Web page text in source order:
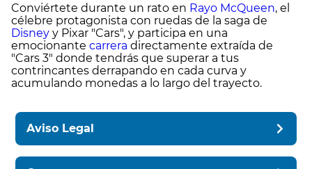
Conviértete durante un rato en Rayo McQueen, el
célebre protagonista con ruedas de la saga de
Disney y Pixar "Cars", y participa en una
emocionante carrera directamente extraída de
"Cars 3" donde tendrás que superar a tus
contrincantes derrapando en cada curva y
acumulando monedas a lo largo del trayecto.
Aviso Legal